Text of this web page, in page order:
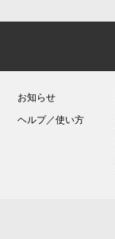
お知らせ
ヘルプ／使い方